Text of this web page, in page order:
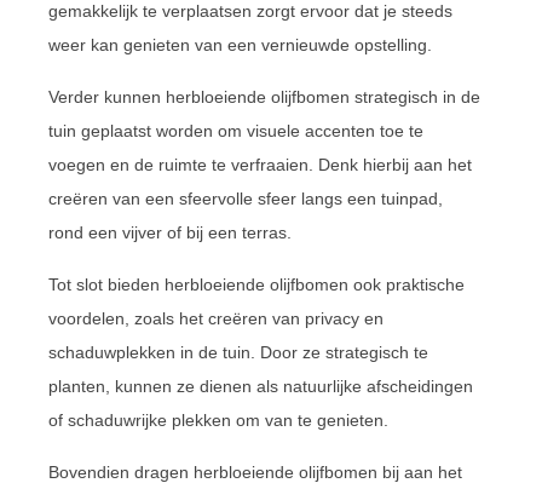
gemakkelijk te verplaatsen zorgt ervoor dat je steeds
weer kan genieten van een vernieuwde opstelling.
Verder kunnen herbloeiende olijfbomen strategisch in de
tuin geplaatst worden om visuele accenten toe te
voegen en de ruimte te verfraaien. Denk hierbij aan het
creëren van een sfeervolle sfeer langs een tuinpad,
rond een vijver of bij een terras.
Tot slot bieden herbloeiende olijfbomen ook praktische
voordelen, zoals het creëren van privacy en
schaduwplekken in de tuin. Door ze strategisch te
planten, kunnen ze dienen als natuurlijke afscheidingen
of schaduwrijke plekken om van te genieten.
Bovendien dragen herbloeiende olijfbomen bij aan het